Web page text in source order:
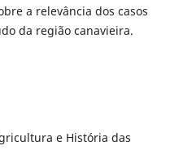
a relevância dos casos
da região canavieira.
e História das